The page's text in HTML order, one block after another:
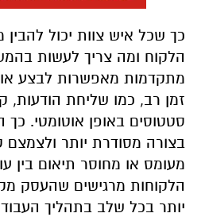
כך שכל איש צוות יכול
הלקוח ומה צריך לעשות
מתקדמות מאפשרות לבצע
זמן רב, כמו שליחת הודעות,
סטטוסים באופן אוטומטי.
בצורה מסודרת יותר ולצמצם
מעומס או מחוסר תיאום בין
הלקוחות מרגישים שהעסק
יותר בכל שלב בתהליך